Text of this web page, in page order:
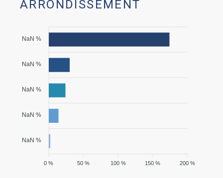
ARRONDISSEMENT
NaN %
NaN %
NaN %
NaN %
NaN %
200 %
150 %
100 %
50 %
0 %